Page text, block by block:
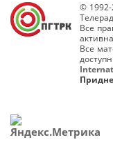
© 1992-
Все
Все